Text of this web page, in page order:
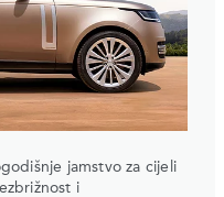
jamstvo za cijeli
i